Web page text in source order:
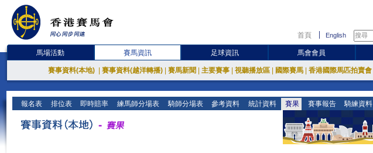
首頁 English
馬場活動 賽馬資訊 足球資訊 馬會會員
賽事資料(本地) 賽事資料(越洋轉播) 賽馬新聞 主要賽事 視聽播放區 國際賽馬 香港國際馬匹拍賣會
報名表 排位表 即時賠率 練馬師分場表 騎師分場表 參考資料 統計資料 賽果 賽事報告 騎練資料